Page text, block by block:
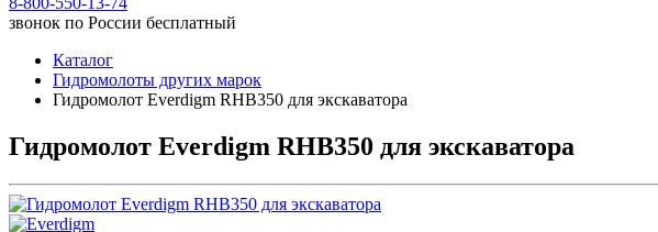
звонок по России бесплатный
Каталог
Гидромолоты других марок
Гидромолот Everdigm RHB350 для экскаватора
Гидромолот Everdigm RHB350 для экскаватора